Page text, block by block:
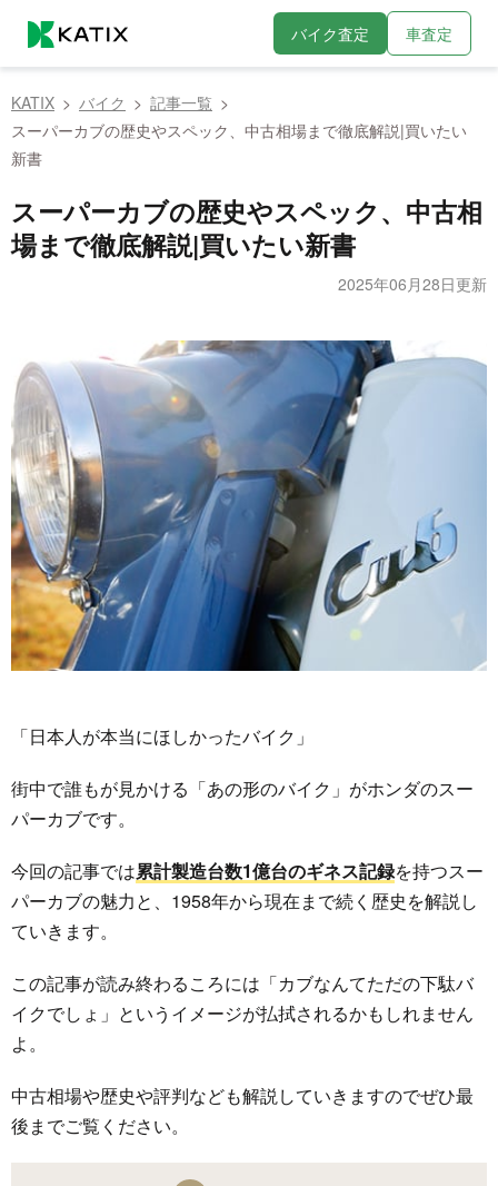
バイク査定 車査定
KATIX バイク
記事一覧
スーパーカブの歴史やスペック、中古相場まで徹底解説|買いたい
新書
スーパーカブの歴史やスペック、中古相
場まで徹底解説|買いたい新書
2025年06月28日更新
「日本人が本当にほしかったバイク」
街中で誰もが見かける「あの形のバイク」がホンダのスー
パーカブです。
今回の記事では累計製造台数1億台のギネス記録を持つスー
パーカブの魅力と、1958年から現在まで続く歴史を解説し
ていきます。
この記事が読み終わるころには「カブなんてただの下駄バ
イクでしょ」というイメージが払拭されるかもしれません
よ。
中古相場や歴史や評判なども解説していきますのでぜひ最
後までご覧ください。